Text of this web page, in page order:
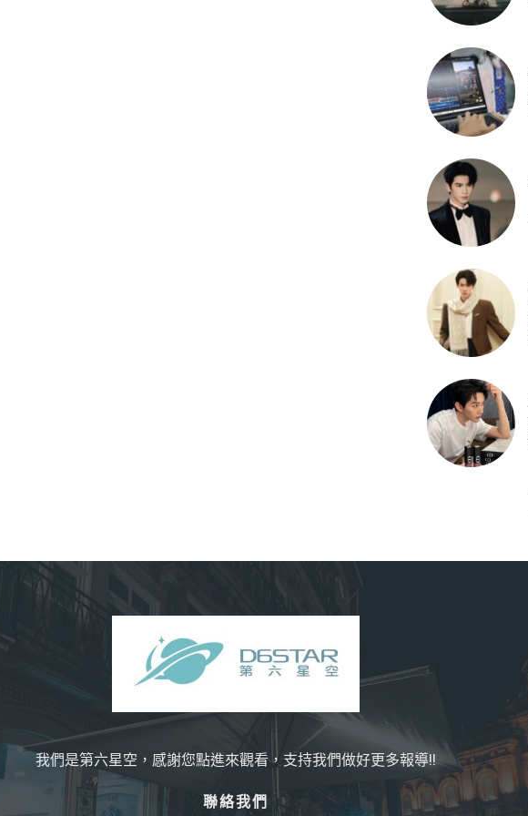
我們是第六星空，感謝您點進來觀看，支持我們做好更多報導!!
聯絡我們